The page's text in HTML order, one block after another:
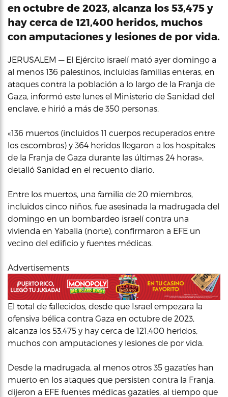
en octubre de 2023, alcanza los 53,475 y
hay cerca de 121,400 heridos, muchos
con amputaciones y lesiones de por vida.
JERUSALEM — El Ejército israelí mató ayer domingo a
al menos 136 palestinos, incluidas familias enteras, en
ataques contra la población a lo largo de la Franja de
Gaza, informó este lunes el Ministerio de Sanidad del
enclave, e hirió a más de 350 personas.
«136 muertos (incluidos 11 cuerpos recuperados entre
los escombros) y 364 heridos llegaron a los hospitales
de la Franja de Gaza durante las últimas 24 horas»,
detalló Sanidad en el recuento diario.
Entre los muertos, una familia de 20 miembros,
incluidos cinco niños, fue asesinada la madrugada del
domingo en un bombardeo israelí contra una
vivienda en Yabalia (norte), confirmaron a EFE un
vecino del edificio y fuentes médicas.
Advertisements
El total de fallecidos, desde que Israel empezara la
ofensiva bélica contra Gaza en octubre de 2023,
alcanza los 53,475 y hay cerca de 121,400 heridos,
muchos con amputaciones y lesiones de por vida.
Desde la madrugada, al menos otros 35 gazatíes han
muerto en los ataques que persisten contra la Franja,
dijeron a EFE fuentes médicas gazatíes, al tiempo que